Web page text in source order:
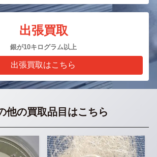
出張買取
銀が10キログラム以上
出張買取はこちら
他の買取品目はこちら